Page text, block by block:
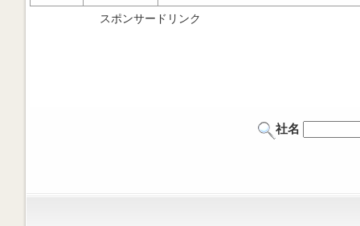
スポンサードリンク
社名